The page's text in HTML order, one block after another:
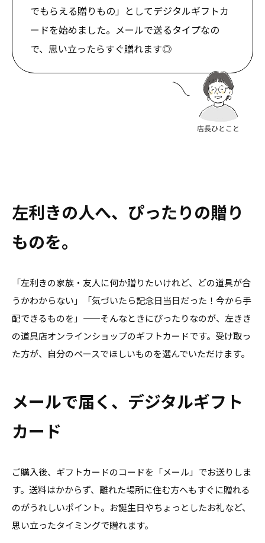
でもらえる贈りもの」としてデジタルギフトカ
ードを始めました。メールで送るタイプなの
で、思い立ったらすぐ贈れます◎
左利きの人へ、ぴったりの贈り
ものを。
「左利きの家族・友人に何か贈りたいけれど、どの道具が合
うかわからない」「気づいたら記念日当日だった！今から手
配できるものを」——そんなときにぴったりなのが、左きき
の道具店オンラインショップのギフトカードです。受け取っ
た方が、自分のペースでほしいものを選んでいただけます。
メールで届く、デジタルギフト
カード
ご購入後、ギフトカードのコードを「メール」でお送りしま
す。送料はかからず、離れた場所に住む方へもすぐに贈れる
のがうれしいポイント。お誕生日やちょっとしたお礼など、
思い立ったタイミングで贈れます。